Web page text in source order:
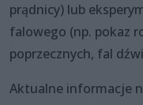
prądnicy) lub
falowego (np. pokaz
poprzecznych, fal
Aktualne informacje